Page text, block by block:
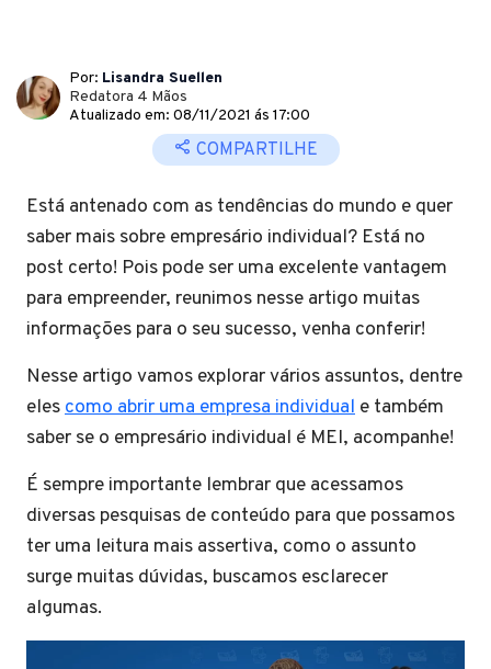
Por: Lisandra Suellen
Redatora 4 Mãos
Atualizado em: 08/11/2021 ás 17:00
COMPARTILHE
Está antenado com as tendências do mundo e quer
saber mais sobre empresário individual? Está no
post certo! Pois pode ser uma excelente vantagem
para empreender, reunimos nesse artigo muitas
informações para o seu sucesso, venha conferir!
Nesse artigo vamos explorar vários assuntos, dentre
elescomo abrir uma empresa individual e também
saber se o empresário individual é MEI, acompanhe!
É sempre importante lembrar que acessamos
diversas pesquisas de conteúdo para que possamos
ter uma leitura mais assertiva, como o assunto
surge muitas dúvidas, buscamos esclarecer
algumas.